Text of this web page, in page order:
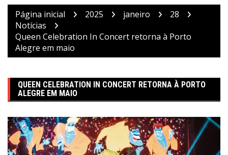
Página inicial 2025 janeiro
28
Notícias
Queen Celebration In Concert retorna à Porto
Alegre em maio
QUEEN CELEBRATION IN CONCERT RETORNA À PORTO
ALEGRE EM MAIO